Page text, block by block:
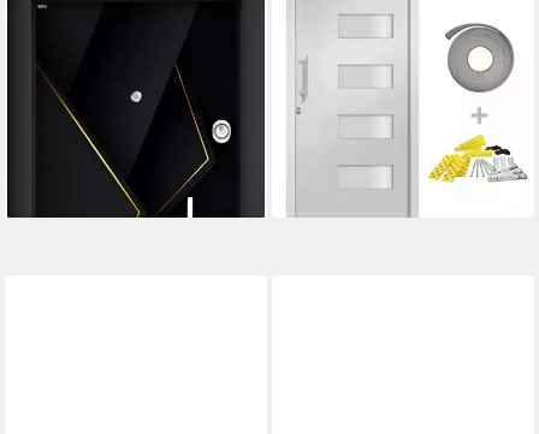
Sicherheitsmechanismus RC2
(1-St), Made in Europa
ab 1.719,00 €
UVP 2.200,00 €
lieferbar in 12 Wochen
Haustür 110 x 210 cm
Haustür Aluminium und PVC
Hauseingangstür
lieferbar - in 6-7 Werktagen bei dir